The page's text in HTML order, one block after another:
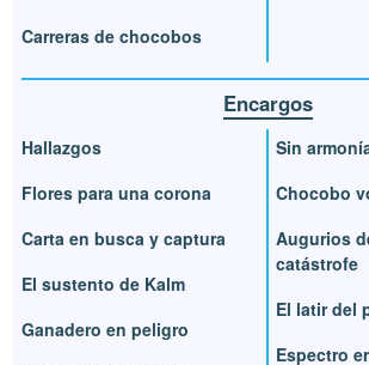
Carreras de chocobos
Encargos
Hallazgos
Flores para una corona
Carta en busca y captura
El sustento de Kalm
Ganadero en peligro
Sin
Chocobo
Augurios
catástrofe
El latir del
Espectro